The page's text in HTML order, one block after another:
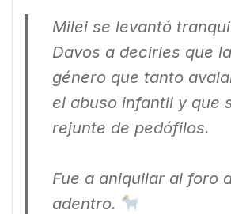
Milei se levantó
Davos a decirles que
género que tanto
el abuso infantil y que
rejunte de pedófilos.
Fue a aniquilar al foro
adentro.